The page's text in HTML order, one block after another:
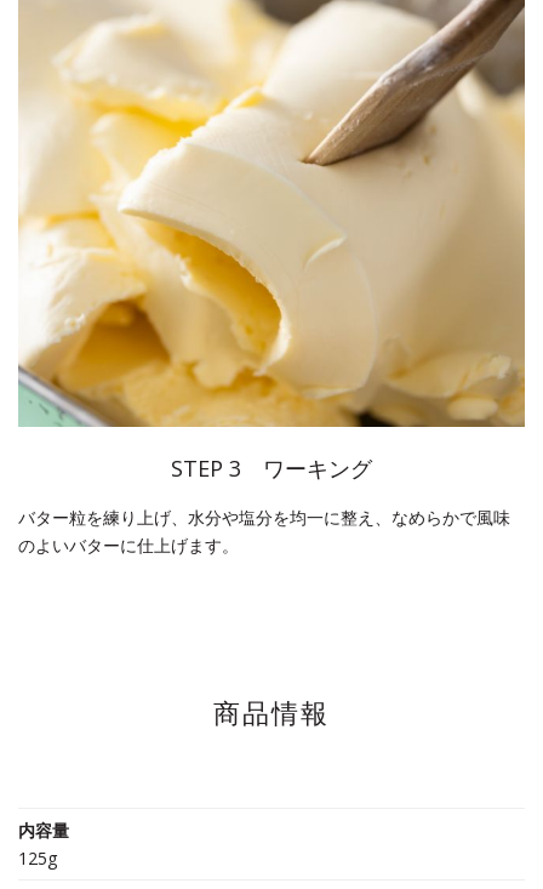
STEP 3 ワーキング
バター粒を練り上げ、水分や塩分を均一に整え、なめらかで風味
のよいバターに仕上げます。
商品情報
内容量
125g